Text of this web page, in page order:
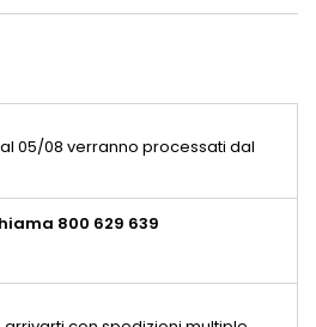
05/08 verranno processati dal
800 629 639